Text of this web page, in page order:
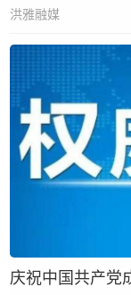
洪雅融媒
庆祝中国共产党